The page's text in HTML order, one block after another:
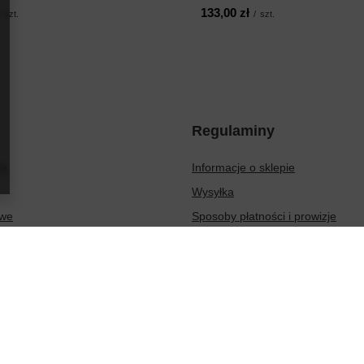
szt. 133,00 zł / szt.
Regulaminy
Informacje o sklepie
Wysyłka
Sposoby płatności i prowizje